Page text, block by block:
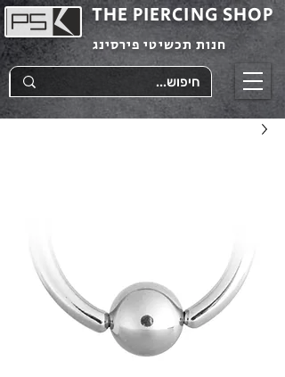
THE PIERCING SHOP
חנות תכשיטי פירסינג